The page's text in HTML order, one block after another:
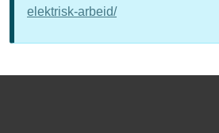
elektrisk-arbeid/